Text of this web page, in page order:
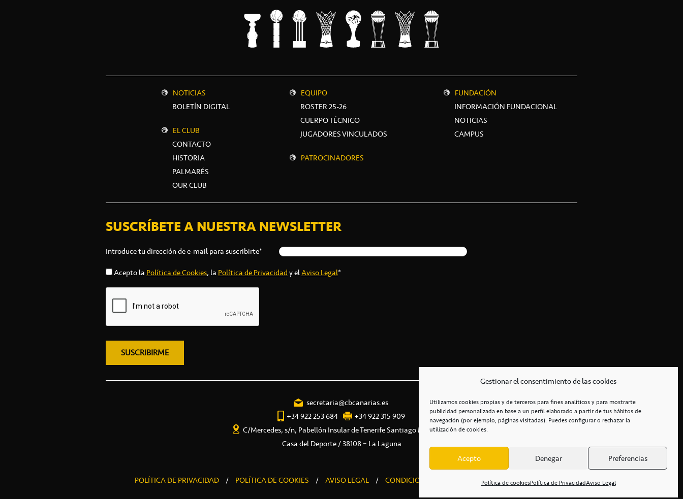
Gestionar el consentimiento de las cookies
Utilizamos cookies propias y de terceros para fines analíticos y para mostrarte
publicidad personalizada en base a un perfil elaborado a partir de tus hábitos de
navegación (por ejemplo, páginas visitadas). Puedes configurar o rechazar la
utilización de cookies.
Acepto Denegar Preferencias
Política de cookiesPolítica de PrivacidadAviso Legal
NOTICIAS
BOLETÍN DIGITAL
EL CLUB
CONTACTO
HISTORIA
PALMARÉS
OUR CLUB
EQUIPO
ROSTER 25-26
CUERPO TÉCNICO
JUGADORES VINCULADOS
PATROCINADORES
FUNDACIÓN
INFORMACIÓN FUNDACIONAL
NOTICIAS
CAMPUS
SUSCRÍBETE A NUESTRA NEWSLETTER
Introduce tu dirección de e-mail para suscribirte*
Acepto la Política de Cookies, la Política de Privacidady elAviso Legal*
secretaria@cbcanarias.es
+34 922 253 684
+34 922 315 909
C/Mercedes, s/n, Pabellón Insular de Tenerife Santiago Martín
Casa del Deporte / 38108 – La Laguna
POLÍTICA DE PRIVACIDAD / POLÍTICA DE COOKIES / AVISO LEGAL / CONDICIONES COMERCIALES / ACCESIBILIDAD